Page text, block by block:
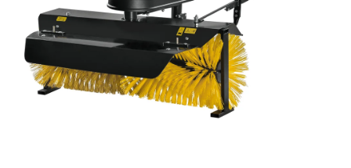
SLUŽBY
ZNAČKY
OCHRANA OSOBNÍCH ÚDAJŮ